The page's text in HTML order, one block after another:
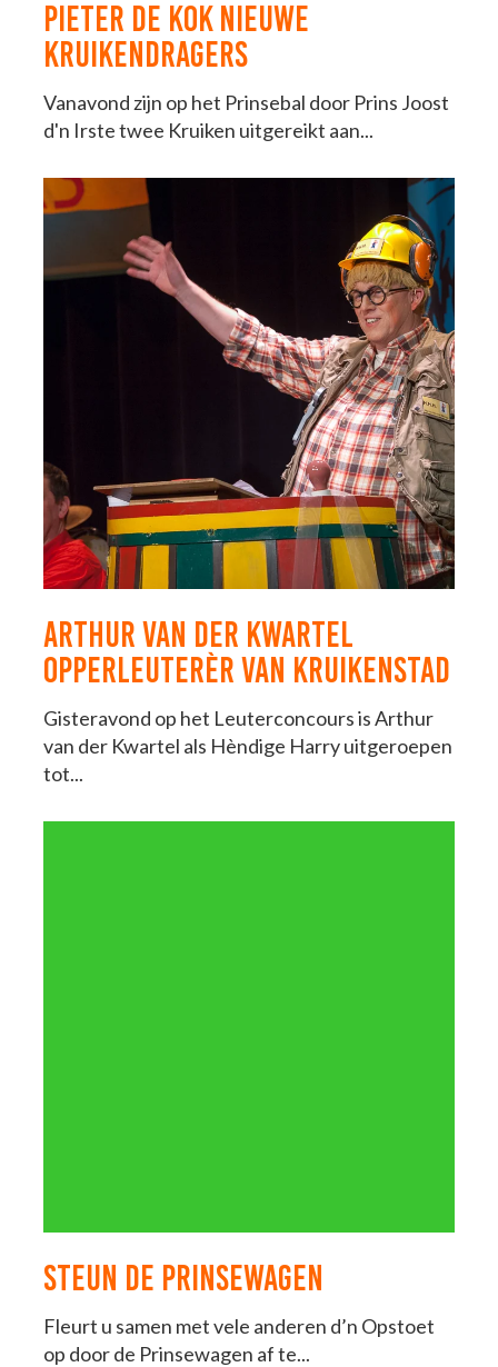
PIETER DE KOK NIEUWE
KRUIKENDRAGERS
Vanavond zijn op het Prinsebal door Prins Joost
d'n Irste twee Kruiken uitgereikt aan...
ARTHUR VAN DER KWARTEL
OPPERLEUTERÈR VAN KRUIKENSTAD
Gisteravond op het Leuterconcours is Arthur
van der Kwartel als Hèndige Harry uitgeroepen
tot...
STEUN DE PRINSEWAGEN
Fleurt u samen met vele anderen d’n Opstoet
op door de Prinsewagen af te...